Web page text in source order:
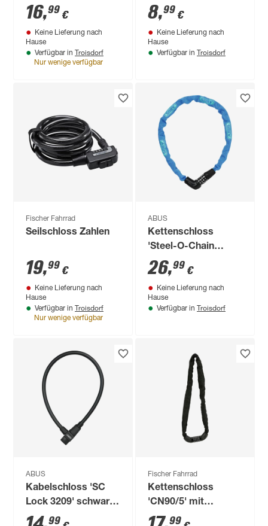
16,99 €
Keine Lieferung nach
Hause
Verfügbar in Troisdorf
Nur wenige verfügbar
1,75-2,125
8,99 €
Keine Lieferung nach
Hause
Verfügbar in Troisdorf
Fischer Fahrrad
Seilschloss Zahlen
19,99 €
Keine Lieferung nach
Hause
Verfügbar in Troisdorf
Nur wenige verfügbar
ABUS
Kettenschloss
'Steel-O-Chain
5805C' blau Ø 0,5 x
75 cm
26,99 €
Keine Lieferung nach
Hause
Verfügbar in Troisdorf
ABUS
Kabelschloss 'SC
Lock 3209' schwarz
65 cm99
Fischer Fahrrad
Kettenschloss
'CN90/5' mit
Zahlencode 90 cm
99